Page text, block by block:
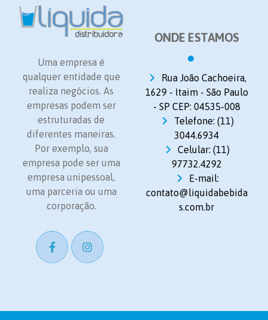
Uma empresa é
qualquer entidade que
realiza negócios. As
empresas podem ser
estruturadas de
diferentes maneiras.
Por exemplo, sua
empresa pode ser uma
empresa unipessoal,
uma parceria ou uma
corporação.
ONDE ESTAMOS
Rua João Cachoeira,
1629 - Itaim - São Paulo
- SP CEP: 04535-008
Telefone: (11)
3044.6934
Celular: (11)
97732.4292
E-mail:
contato@liquidabebida
s.com.br